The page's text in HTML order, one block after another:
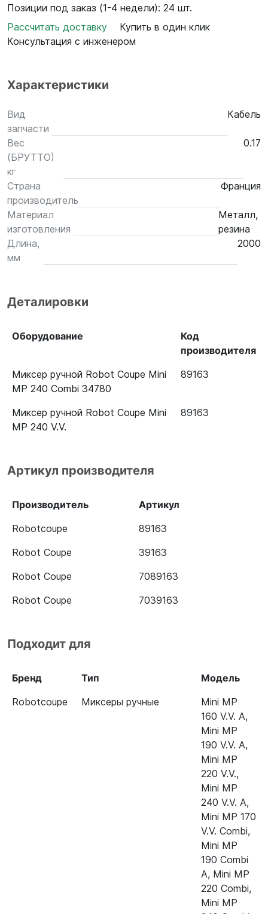
Позиции под заказ (1-4 недели): 24 шт.
Рассчитать доставку
Купить в один клик
Консультация с инженером
Характеристики
Вид
запчасти
Кабель
Вес
(БРУТТО)
кг
0.17
Страна
производитель
Франция
Материал
изготовления
Металл,
резина
Длина,
мм
2000
Деталировки
Оборудование
Код
производителя
Миксер ручной Robot Coupe Mini
MP 240 Combi 34780
89163
Миксер ручной Robot Coupe Mini
MP 240 V.V.
89163
Артикул производителя
Производитель
Артикул
Robotcoupe
89163
Robot Coupe
39163
Robot Coupe
7089163
Robot Coupe
7039163
Подходит для
Бренд Тип
Модель
Robotcoupe
Миксеры ручные
Mini MP
160 V.V. A,
Mini MP
190 V.V. A,
Mini MP
220 V.V.,
Mini MP
240 V.V. A,
Mini MP 170
V.V. Combi,
Mini MP
190 Combi
A, Mini MP
220 Combi,
Mini MP